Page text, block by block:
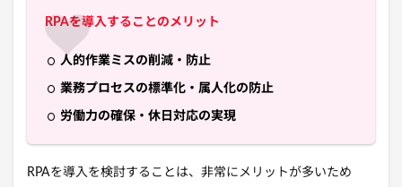
RPAを導入することのメリット
人的作業ミスの削減・防止
業務プロセスの標準化・属人化の防止
労働力の確保・休日対応の実現
RPAを導入を検討することは、非常にメリットが多いため